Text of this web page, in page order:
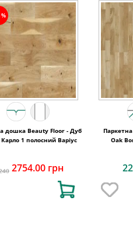
дошка Beauty Floor - Дуб
1 полосний Варіус
2754.00 грн
Oak